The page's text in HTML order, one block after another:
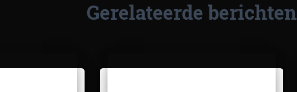
Gerelateerde berichten